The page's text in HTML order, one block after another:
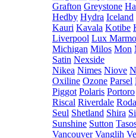
Grafton Greystone
Hedby Hydra Iceland
Kauri Kavala Kotibe
Liverpool Lux
Michigan Milos Mon
Satin Nexside
Nikea Nimes Niove
Oxiline Ozone Parsel
Piggot Polaris Portoro
Riscal Riverdale
Seul Shetland Shira
Sunshine Sutton
Vancouver Vanglih